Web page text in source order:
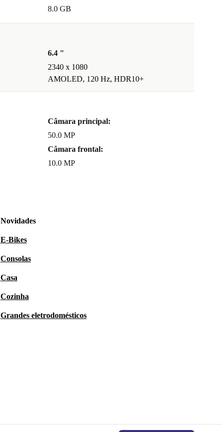
8.0 GB
6.4 "
2340 x 1080
AMOLED, 120 Hz, HDR10+
Câmara principal:
50.0 MP
Câmara frontal:
10.0 MP
Novidades
E-Bikes
Consolas
Casa
Cozinha
Grandes eletrodomésticos